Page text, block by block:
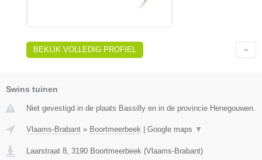
BEKIJK VOLLEDIG PROFIEL
Swins tuinen
Niet gevestigd in de plaats Bassilly en in de provincie Henegouwen.
Vlaams-Brabant » Boortmeerbeek Google maps ▼
Laarstraat 8, 3190 Boortmeerbeek (Vlaams-Brabant)